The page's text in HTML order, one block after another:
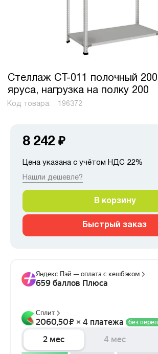
Стеллаж СТ-011 полочный
яруса, нагрузка на полку 200
Код товара: 196372
8 242 ₽
Цена указана с учётом НДС 22%
Нашли дешевле?
В корзину
Быстрый заказ